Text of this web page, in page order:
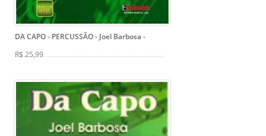
DA CAPO - PERCUSSÃO - Joel Barbosa -
R$ 25,99